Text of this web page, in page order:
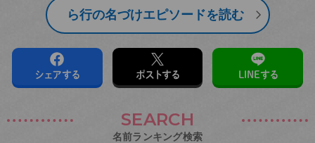
ら行の名づけエピソードを読む
シェアする ポストする LINEする
SEARCH
名前ランキング検索